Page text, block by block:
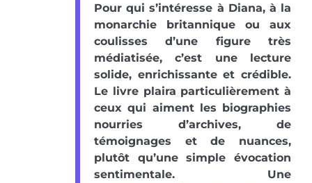
Pour qui s’intéresse à Diana, à la
monarchie britannique ou aux
coulisses d’une figure très
médiatisée, c’est une lecture
solide, enrichissante et crédible.
Le livre plaira particulièrement à
ceux qui aiment les biographies
nourries d’archives, de
témoignages et de nuances,
plutôt qu’une simple évocation
sentimentale. Une